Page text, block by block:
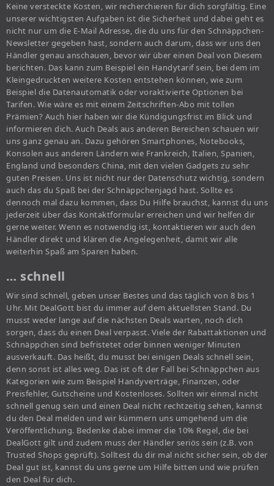
Keine versteckte Kosten, wir recherchieren für dich sorgfältig. Eine
unserer wichtigsten Aufgaben ist die Sicherheit und dabei geht es
nicht nur um die E-Mail Adresse, die du uns für den Schnäppchen-
Newsletter gegeben hast, sondern auch darum, dass wir uns den
Händler genau anschauen, bevor wir über einen Deal von Diesem
berichten. Das kann zum Beispiel ein Handytarif sein, bei dem im
Kleingedruckten weitere Kosten entstehen können, wie zum
Beispiel die Datenautomatik oder voraktivierte Optionen bei
Tarifen. Wie wäre es mit einem Zeitschriften-Abo mit tollen
Prämien? Auch hier haben wir die Kündigungsfrist im Blick und
informieren dich. Auch Deals aus anderen Bereichen schauen wir
uns ganz genau an. Dazu gehören Smartphones, Notebooks,
Konsolen aus anderen Ländern wie Frankreich, Italien, Spanien,
England und besonders China, mit den vielen Gadgets zu sehr
guten Preisen. Uns ist nicht nur der Datenschutz wichtig, sondern
auch das du Spaß bei der Schnäppchenjagd hast. Sollte es
dennoch mal dazu kommen, dass Du Hilfe brauchst, kannst du uns
jederzeit über das Kontaktformular erreichen und wir helfen dir
gerne weiter. Wenn es notwendig ist, kontaktieren wir auch den
Händler direkt und klären die Angelegenheit, damit wir alle
weiterhin Spaß am Sparen haben.
… schnell
Wir sind schnell, geben unser Bestes und das täglich von 8 bis 1
Uhr. Mit DealGott bist du immer auf dem aktuellsten Stand. Du
musst weder lange auf die nächsten Deals warten, noch dich
sorgen, dass du einen Deal verpasst. Viele der Rabattaktionen und
Schnäppchen sind befristetet oder binnen weniger Minuten
ausverkauft. Das heißt, du musst bei einigen Deals schnell sein,
denn sonst ist alles weg. Das ist oft der Fall bei Schnäppchen aus
Kategorien wie zum Beispiel Handyverträge, Finanzen, oder
Preisfehler, Gutscheine und Kostenloses. Sollten wir einmal nicht
schnell genug sein und einen Deal nicht rechtzeitig sehen, kannst
du den Deal melden und wir kümmern uns umgehend um die
Veröffentlichung. Bedenke dabei immer die 10% Regel, die bei
DealGott gilt und zudem muss der Händler seriös sein (z.B. von
Trusted Shops geprüft). Solltest du dir mal nicht sicher sein, ob der
Deal gut ist, kannst du uns gerne um Hilfe bitten und wie prüfen
den Deal für dich.